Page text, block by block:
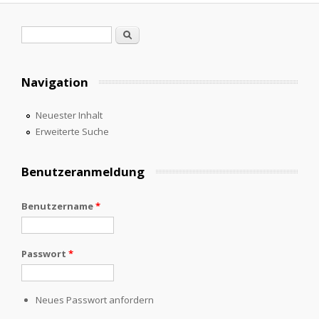
Suche
Navigation
Neuester Inhalt
Erweiterte Suche
Benutzeranmeldung
Benutzername*
Passwort *
Neues Passwort anfordern